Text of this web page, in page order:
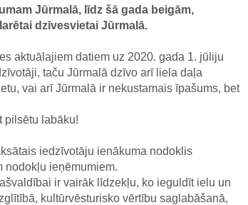
Jūrmalā, līdz šā gada beigām,
dzīvesvietai Jūrmalā.
aktuālajiem datiem uz 2020. gada 1. jūliju
taču Jūrmalā dzīvo arī liela daļa
vai arī Jūrmalā ir nekustamais īpašums, bet
pilsētu labāku!
iedzīvotāju ienākuma nodoklis
nodokļu ieņēmumiem.
ir vairāk līdzekļu, ko ieguldīt ielu un
kultūrvēsturisko vērtību saglabāšanā,